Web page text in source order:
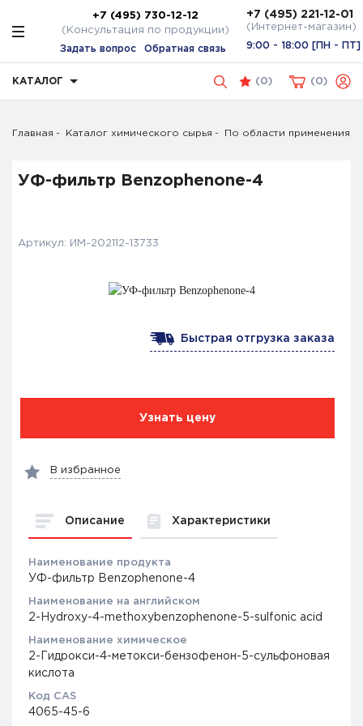
+7 (495) 730-12-12
(Консультация по продукции)
Задать вопрос Обратная связь
+7 (495) 221-12-01
(Интернет-магазин)
9:00 - 18:00 [ПН - ПТ]
КАТАЛОГ (0) 0
Главная Каталог химического сырья По области применения
УФ-фильтр Benzophenone-4
Артикул: ИМ-202112-13733
Быстрая отгрузка заказа
Узнать цену
В избранное
Описание Характеристики
Наименование продукта
УФ-фильтр Benzophenone-4
Наименование на английском
2-Hydroxy-4-methoxybenzophenone-5-sulfonic acid
Наименование химическое
2-Гидрокси-4-метокси-бензофенон-5-сульфоновая
кислота
Код CAS
4065-45-6